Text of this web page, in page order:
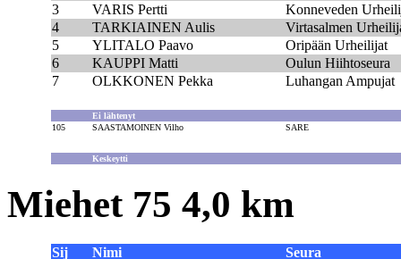
3
VARIS Pertti
Konneveden
4
TARKIAINEN Aulis
Virtasalmen
5
YLITALO Paavo
Oripään Urheilijat
6
KAUPPI Matti
Oulun Hiihtoseura
7
OLKKONEN Pekka Luhangan Ampujat
Ei lähtenyt
105
SAASTAMOINEN Vilho SARE
Keskeytti
Miehet 75 4,0 km
Sij Nimi Seura